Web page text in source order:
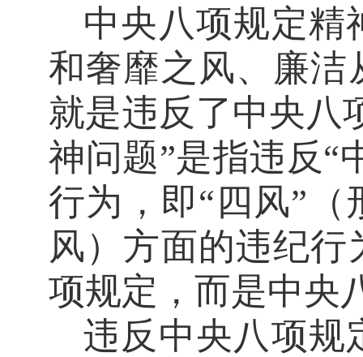
中央八项规定精
和奢靡之风、廉洁
就是违反了中央八
神问题”是指违反“
行为，即“四风”
风）方面的违纪
项规定，而是中央
违反中央八项规